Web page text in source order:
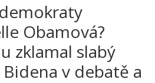
Obamová?
zklamal slabý
v debatě a